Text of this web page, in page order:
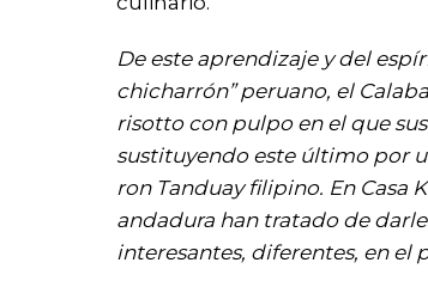
De este aprendizaje y del
chicharrón” peruano, el
risotto con pulpo en el que
sustituyendo este último por
ron Tanduay filipino. En Casa
andadura han tratado de
interesantes, diferentes, en el